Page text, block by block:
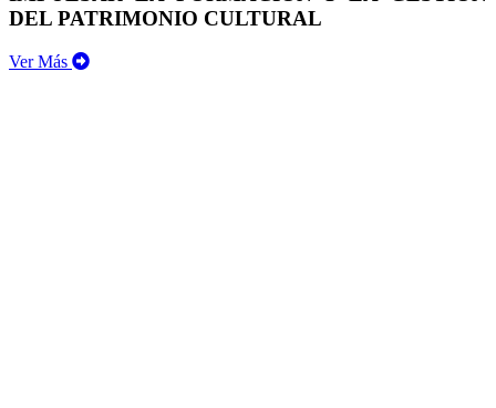
DEL PATRIMONIO CULTURAL
Ver Más